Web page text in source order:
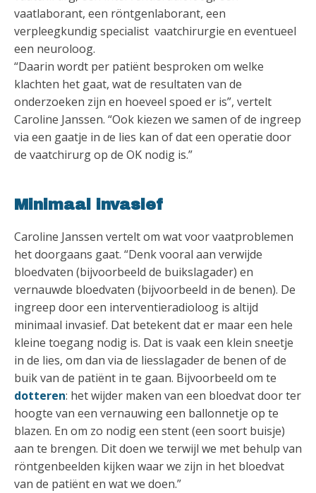
vaatlaborant, een röntgenlaborant, een
verpleegkundig specialist vaatchirurgie en eventueel
een neuroloog.
“Daarin wordt per patiënt besproken om welke
klachten het gaat, wat de resultaten van de
onderzoeken zijn en hoeveel spoed er is”, vertelt
Caroline Janssen. “Ook kiezen we samen of de ingreep
via een gaatje in de lies kan of dat een operatie door
de vaatchirurg op de OK nodig is.”
Minimaal invasief
Caroline Janssen vertelt om wat voor vaatproblemen
het doorgaans gaat. “Denk vooral aan verwijde
bloedvaten (bijvoorbeeld de buikslagader) en
vernauwde bloedvaten (bijvoorbeeld in de benen). De
ingreep door een interventieradioloog is altijd
minimaal invasief. Dat betekent dat er maar een hele
kleine toegang nodig is. Dat is vaak een klein sneetje
in de lies, om dan via de liesslagader de benen of de
buik van de patiënt in te gaan. Bijvoorbeeld om te
dotteren: het wijder maken van een bloedvat door ter
hoogte van een vernauwing een ballonnetje op te
blazen. En om zo nodig een stent (een soort buisje)
aan te brengen. Dit doen we terwijl we met behulp van
röntgenbeelden kijken waar we zijn in het bloedvat
van de patiënt en wat we doen.”